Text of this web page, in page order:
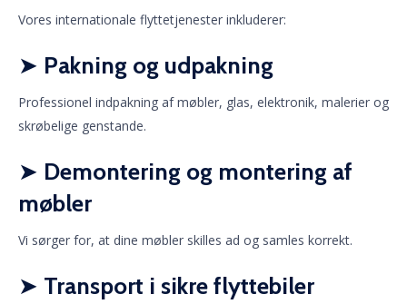
Vores internationale flyttetjenester inkluderer:
➤ Pakning og udpakning
Professionel indpakning af møbler, glas, elektronik, malerier og
skrøbelige genstande.
➤ Demontering og montering af
møbler
Vi sørger for, at dine møbler skilles ad og samles korrekt.
➤ Transport i sikre flyttebiler